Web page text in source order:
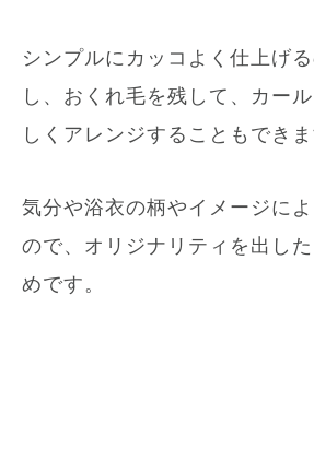
シンプルにカッコよく仕上げ
し、おくれ毛を残して、カー
しくアレンジすることもできま
気分や浴衣の柄やイメージに
ので、オリジナリティを出し
めです。